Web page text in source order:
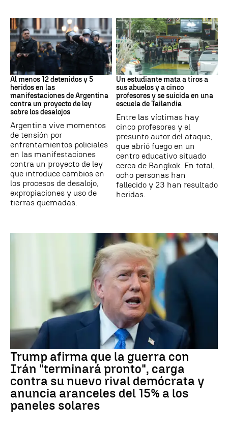
Protestas
Al menos 12 detenidos y 5
heridos en las
manifestaciones de Argentina
contra un proyecto de ley
sobre los desalojos
Argentina vive momentos
de tensión por
enfrentamientos policiales
en las manifestaciones
contra un proyecto de ley
que introduce cambios en
los procesos de desalojo,
expropiaciones y uso de
tierras quemadas.
Tailandia
Un estudiante mata a tiros a
sus abuelos y a cinco
profesores y se suicida en una
escuela de Tailandia
Entre las víctimas hay
cinco profesores y el
presunto autor del ataque,
que abrió fuego en un
centro educativo situado
cerca de Bangkok. En total,
ocho personas han
fallecido y 23 han resultado
heridas.
Trump afirma que la guerra con
Irán "terminará pronto", carga
contra su nuevo rival demócrata y
anuncia aranceles del 15% a los
paneles solares